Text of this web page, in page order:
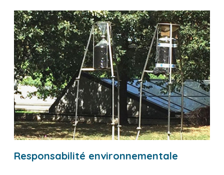
Responsabilité environnementale